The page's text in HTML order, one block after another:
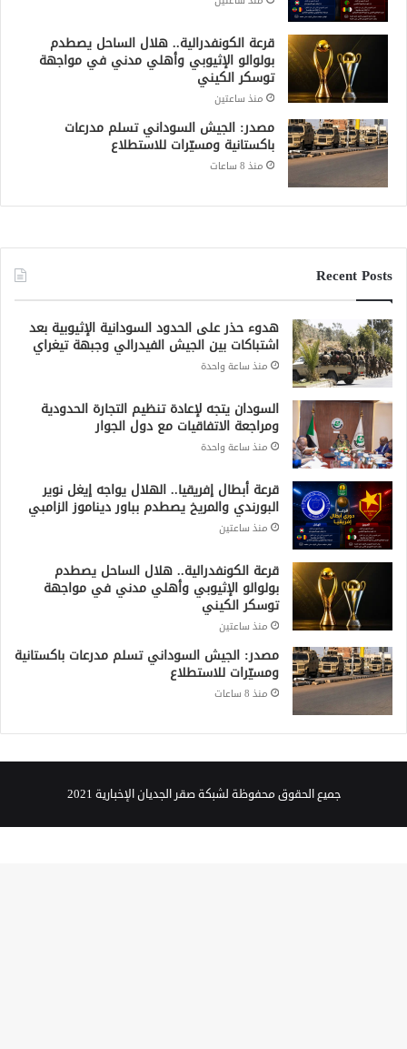
مصدر: الجيش السوداني تسلم مدرعات
باكستانية ومسيّرات للاستطلاع
منذ 8 ساعات
Recent Posts
هدوء حذر على الحدود السودانية الإثيوبية بعد
السودان يتجه لإعادة تنظيم التجارة الحدودية
ومراجعة الاتفاقيات مع دول الجوار
منذ ساعة واحدة
قرعة أبطال إفريقيا.. الهلال يواجه إيغل نوير
البورندي والمريخ يصطدم بباور ديناموز الزامبي
منذ ساعتين
قرعة الكونفدرالية.. هلال الساحل يصطدم
بولوالو الإثيوبي وأهلي مدني في مواجهة
توسكر الكيني
مصدر: الجيش السوداني تسلم مدرعات باكستانية
ومسيّرات للاستطلاع
منذ 8 ساعات
جميع الحقوق محفوظة لشبكة صقر الجديان الإخبارية 2021